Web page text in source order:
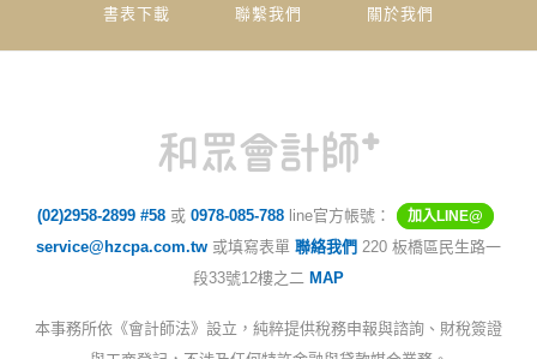
書表下載
聯繫我們 關於我們
(02)2958-2899 #58 或 0978-085-788 line官方帳號： 加入LINE@
service@hzcpa.com.tw 或填寫表單 聯絡我們 220 板橋區民生路一
段33號12樓之二 MAP
本事務所依《會計師法》設立，純粹提供稅務申報與諮詢、財稅簽證